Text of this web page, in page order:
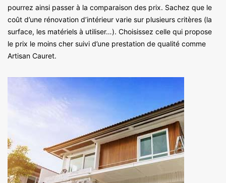
pourrez ainsi passer à la comparaison des prix. Sachez que le
coût d’une rénovation d’intérieur varie sur plusieurs critères (la
surface, les matériels à utiliser…). Choisissez celle qui propose
le prix le moins cher suivi d’une prestation de qualité comme
Artisan Cauret.